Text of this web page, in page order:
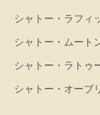
シャトー・ラフィ
シャトー・ムート
シャトー・ラトゥ
シャトー・オーブ